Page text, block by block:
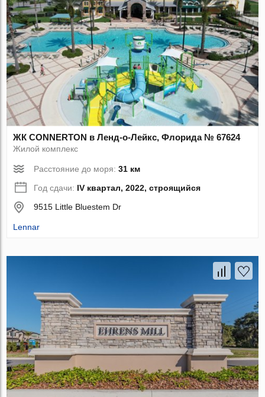
ЖК CONNERTON в Ленд-о-Лейкс, Флорида № 67624
Жилой комплекс
Расстояние до моря:31 км
Год сдачи: IV квартал, 2022, строящийся
9515 Little Bluestem Dr
Lennar